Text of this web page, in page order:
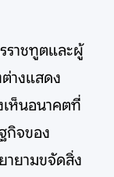
ราชทูตและผู้
างแสดง
เห็นอนาคตที่
กิจของ
ยามขจัดสิ่ง